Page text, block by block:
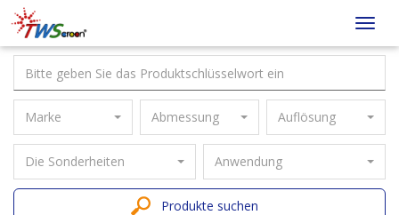
Taiwan
Screen
Marke Abmessung Auflösung
Die Sonderheiten Anwendung
Produkte suchen